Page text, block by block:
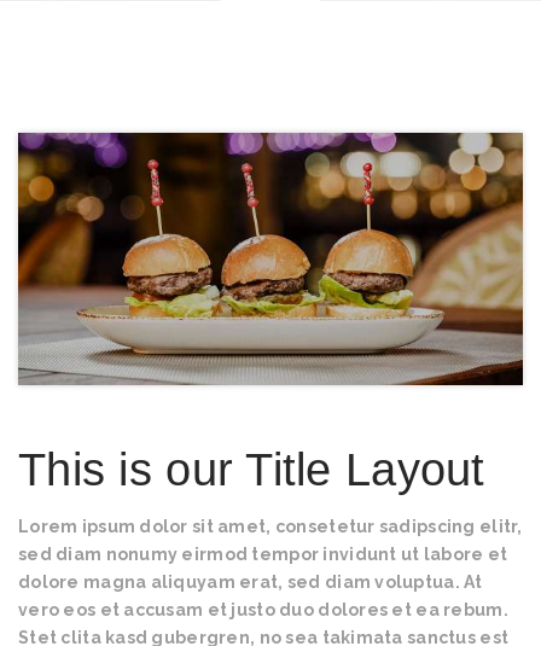
This is our Title Layout
Lorem ipsum dolor sit amet, consetetur sadipscing elitr,
sed diam nonumy eirmod tempor invidunt ut labore et
dolore magna aliquyam erat, sed diam voluptua. At
vero eos et accusam et justo duo dolores et ea rebum.
Stet clita kasd gubergren, no sea takimata sanctus est